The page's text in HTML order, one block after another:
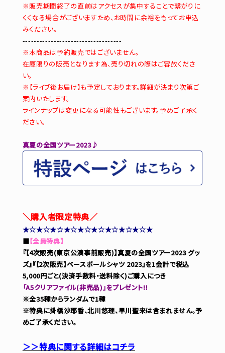
※販売期間終了の直前はアクセスが集中することで繋がりに
くくなる場合がございますため、お時間に余裕をもってお申込
みください。
-----------------------------------
※本商品は予約販売ではございません。
在庫限りの販売となります為、売り切れの際はご容赦くださ
い。
※【ライブ後お届け】も予定しております。詳細が決まり次第ご
案内いたします。
ラインナップは変更になる可能性もございます。予めご了承く
ださい。
真夏の全国ツアー2023♪
＼購入者限定特典／
★☆★☆★☆★☆★☆★☆★☆★☆★☆★
■【全員特典】
『【4次販売(東京公演事前販売)】真夏の全国ツアー2023 グッ
ズ』『【2次販売】ベースボールシャツ 2023』を1会計で税込
5,000円ごと(決済手数料・送料除く)ご購入につき
「A5クリアファイル(非売品)」をプレゼント!!
※全35種からランダムで1種
※特典に掛橋沙耶香、北川悠理、早川聖来は含まれません。予
めご了承ください。
＞＞特典に関する詳細はコチラ